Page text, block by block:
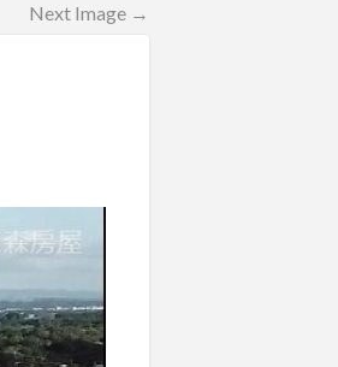
Next Image →